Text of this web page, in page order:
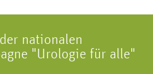
nationalen
"Urologie für alle"